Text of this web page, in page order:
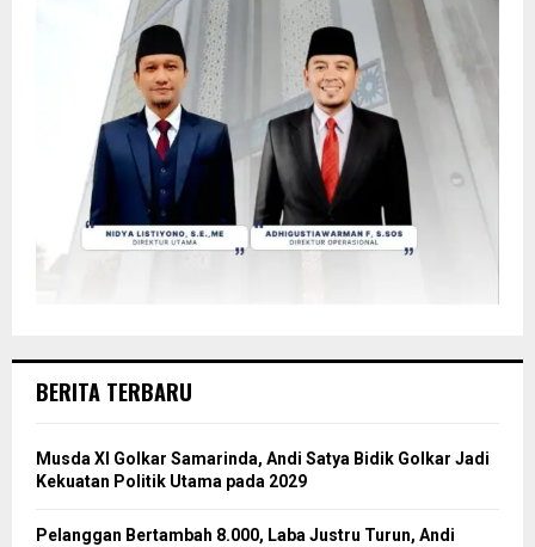
BERITA TERBARU
Musda XI Golkar Samarinda, Andi Satya Bidik Golkar Jadi
Kekuatan Politik Utama pada 2029
Pelanggan Bertambah 8.000, Laba Justru Turun, Andi